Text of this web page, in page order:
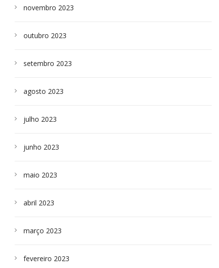
novembro 2023
outubro 2023
setembro 2023
agosto 2023
julho 2023
junho 2023
maio 2023
abril 2023
março 2023
fevereiro 2023